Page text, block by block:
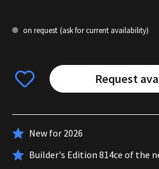
on request (ask for current availability)
Request
New for 2026
Builder's Edition 814ce of the